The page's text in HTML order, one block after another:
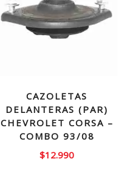
CAZOLETAS
DELANTERAS (PAR)
CHEVROLET CORSA –
COMBO 93/08
$12.990